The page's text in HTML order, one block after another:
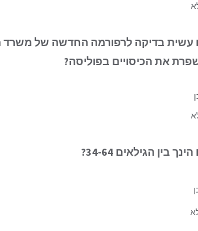
בדיקה לרפורמה החדשה של משרד
את הכיסויים בפוליסה?
בין הגילאים 34-64?